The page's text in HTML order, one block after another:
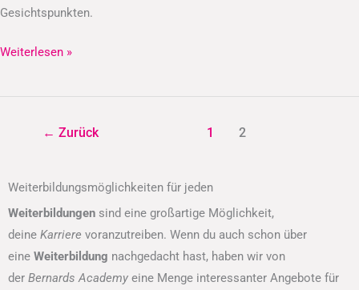
Gesichtspunkten.
Weiterlesen »
← Zurück 1 2
Weiterbildungsmöglichkeiten für jeden
Weiterbildungen sind eine großartige Möglichkeit,
deine Karriere voranzutreiben. Wenn du auch schon über
eine Weiterbildung nachgedacht hast, haben wir von
der Bernards Academy eine Menge interessanter Angebote für